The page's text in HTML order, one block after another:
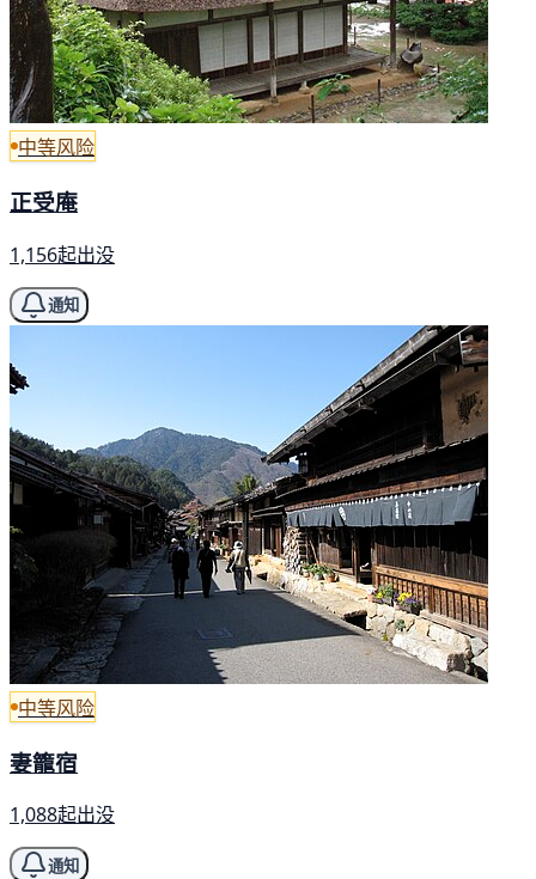
中等风险
正受庵
1,156起出没
通知
中等风险
妻籠宿
1,088起出没
通知